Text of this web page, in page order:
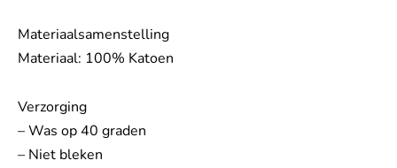
Materiaalsamenstelling
Materiaal: 100% Katoen
Verzorging
– Was op 40 graden
– Niet bleken